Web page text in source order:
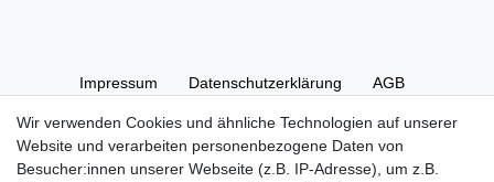
Wir verwenden Cookies und ähnliche Technologien auf unserer
Website und verarbeiten personenbezogene Daten von
Besucher:innen unserer Webseite (z.B. IP-Adresse), um z.B.
Impressum Daten­schutz­erklärung AGB
Widerrufs­recht Vertrag widerrufen Kontakt